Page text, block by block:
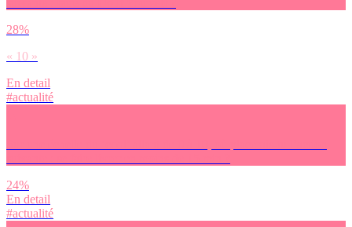
28%
« 10 »
En detail
#actualité
24%
En detail
#actualité